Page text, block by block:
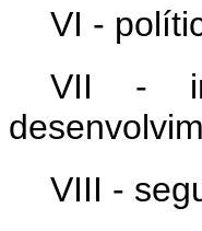
VI -
VII -
VIII -